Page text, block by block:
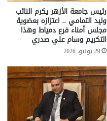
رئيس جامعة الأزهر يكرم النائب
وليد التمامي .. اعتزازه بعضوية
مجلس أمناء فرع دمياط وهذا
التكريم وسام علي صدري
29 يوليو، 2026